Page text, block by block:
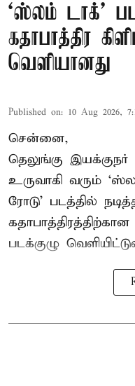
‘ஸ்லம் டாக்’
கதாபாத்திர
வெளியானது
Published on: 10 Aug 2026,
சென்னை,
தெலுங்கு
உருவாகி வரும்
ரோடு’ படத்தில்
படக்குழு